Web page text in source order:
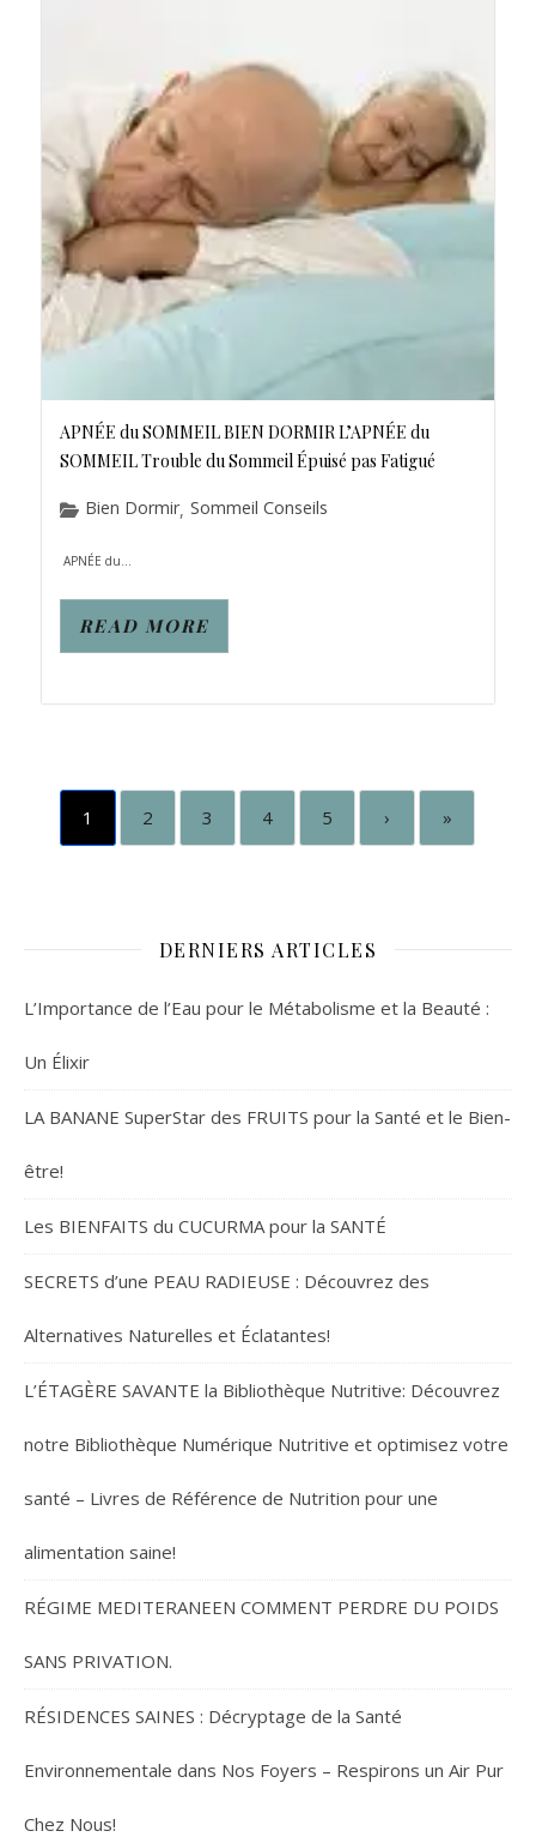
APNÉE du SOMMEIL BIEN DORMIR L’APNÉE du
SOMMEIL Trouble du Sommeil Épuisé pas Fatigué
Bien Dormir, Sommeil Conseils
APNÉE du...
READ MORE
1 2 3 4 5 › »
DERNIERS ARTICLES
L’Importance de l’Eau pour le Métabolisme et la Beauté :
Un Élixir
LA BANANE SuperStar des FRUITS pour la Santé et le Bien-
être!
Les BIENFAITS du CUCURMA pour la SANTÉ
SECRETS d’une PEAU RADIEUSE : Découvrez des
Alternatives Naturelles et Éclatantes!
L’ÉTAGÈRE SAVANTE la Bibliothèque Nutritive: Découvrez
notre Bibliothèque Numérique Nutritive et optimisez votre
santé – Livres de Référence de Nutrition pour une
alimentation saine!
RÉGIME MEDITERANEEN COMMENT PERDRE DU POIDS
SANS PRIVATION.
RÉSIDENCES SAINES : Décryptage de la Santé
Environnementale dans Nos Foyers – Respirons un Air Pur
Chez Nous!